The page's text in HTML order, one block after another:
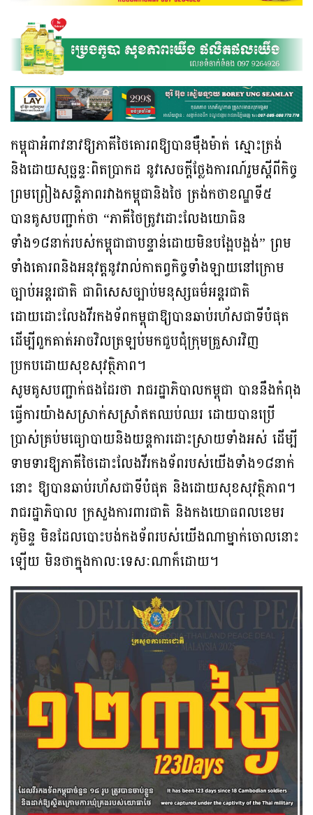
កម្ពុជាអំពាវនាវឱ្យភាគីថៃគោរពឱ្យបានម៉ឺងម៉ាត់ ស្មោះត្រង់
និងដោយសុច្ឆន្ទៈពិតប្រាកដ នូវសេចក្តីថ្លែងការណ៍រួមស្តីពីកិច្ច
ព្រមព្រៀងសន្តិភាពរវាងកម្ពុជានិងថៃ ត្រង់កថាខណ្ឌទី៥
បានគូសបញ្ជាក់ថា “ភាគីថៃត្រូវដោះលែងយោធិន
ទាំង១៨នាក់របស់កម្ពុជាជាបន្ទាន់ដោយមិនបង្អែបង្អង់” ព្រម
ទាំងគោរពនិងអនុវត្តនូវរាល់កាតព្វកិច្ចទាំងឡាយនៅក្រោម
ច្បាប់អន្តរជាតិ ជាពិសេសច្បាប់មនុស្សធម៌អន្តរជាតិ
ដោយដោះលែងវីរកងទ័ពកម្ពុជាឱ្យបានឆាប់រហ័សជាទីបំផុត
ដើម្បីពួកគាត់អាចវិលត្រឡប់មកជួបជុំក្រុមគ្រួសារវិញ
ប្រកបដោយសុខសុវត្ថិភាព។
សូមគូសបញ្ជាក់ផងដែរថា រាជរដ្ឋាភិបាលកម្ពុជា បាននឹងកំពុង
ធ្វើការយ៉ាងសស្រាក់សស្រាំឥតឈប់ឈរ ដោយបានប្រើ
ប្រាស់គ្រប់មធ្យោបាយនិងយន្តការដោះស្រាយទាំងអស់ ដើម្បី
ទាមទារឱ្យភាគីថៃដោះលែងវីរកងទ័ពរបស់យើងទាំង១៨នាក់
នោះ ឱ្យបានឆាប់រហ័សជាទីបំផុត និងដោយសុខសុវត្ថិភាព។
រាជរដ្ឋាភិបាល ក្រសួងការពារជាតិ និងកងយោធពលខេមរ
ភូមិន្ទ មិនដែលបោះបង់កងទ័ពរបស់យើងណាម្នាក់ចោលនោះ
ឡើយ មិនថាក្នុងកាលៈទេសៈណាក៏ដោយ។